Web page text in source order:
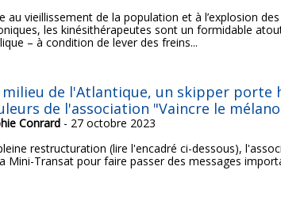
au vieillissement de la population et à l’explosion
les kinésithérapeutes sont un formidable
– à condition de lever des freins...
milieu de l'Atlantique, un skipper porte
de l'association "Vaincre le
Conrard - 27 octobre 2023
restructuration (lire l'encadré ci-dessous),
Mini-Transat pour faire passer des messages